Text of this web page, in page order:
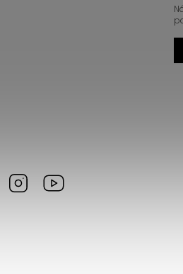
https://twitter.com/worldofchilli
Instagram